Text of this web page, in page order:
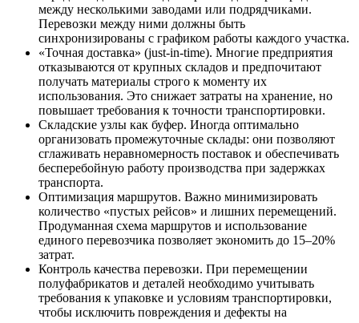
между несколькими заводами или подрядчиками.
Перевозки между ними должны быть
синхронизированы с графиком работы каждого участка.
«Точная доставка» (just-in-time). Многие предприятия
отказываются от крупных складов и предпочитают
получать материалы строго к моменту их
использования. Это снижает затраты на хранение, но
повышает требования к точности транспортировки.
Складские узлы как буфер. Иногда оптимально
организовать промежуточные склады: они позволяют
сглаживать неравномерность поставок и обеспечивать
бесперебойную работу производства при задержках
транспорта.
Оптимизация маршрутов. Важно минимизировать
количество «пустых рейсов» и лишних перемещений.
Продуманная схема маршрутов и использование
единого перевозчика позволяет экономить до 15–20%
затрат.
Контроль качества перевозки. При перемещении
полуфабрикатов и деталей необходимо учитывать
требования к упаковке и условиям транспортировки,
чтобы исключить повреждения и дефекты на